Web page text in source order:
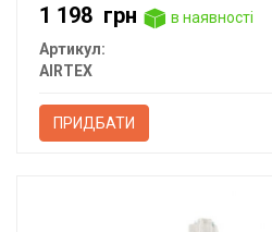
1 198 грн
в наявності
Артикул:
AIRTEX
ПРИДБАТИ